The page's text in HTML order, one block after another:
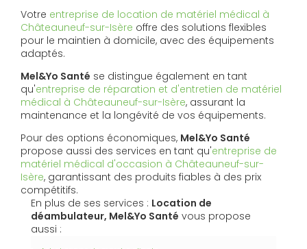
Votre entreprise de location de matériel médical à
Châteauneuf-sur-Isère offre des solutions flexibles
pour le maintien à domicile, avec des équipements
adaptés.
Mel&Yo Santé se distingue également en tant
qu'entreprise de réparation et d'entretien de matériel
médical à Châteauneuf-sur-Isère, assurant la
maintenance et la longévité de vos équipements.
Pour des options économiques, Mel&Yo Santé
propose aussi des services en tant qu'entreprise de
matériel médical d'occasion à Châteauneuf-sur-
Isère, garantissant des produits fiables à des prix
compétitifs.
En plus de ses services : Location de
déambulateur, Mel&Yo Santé vous propose
aussi :